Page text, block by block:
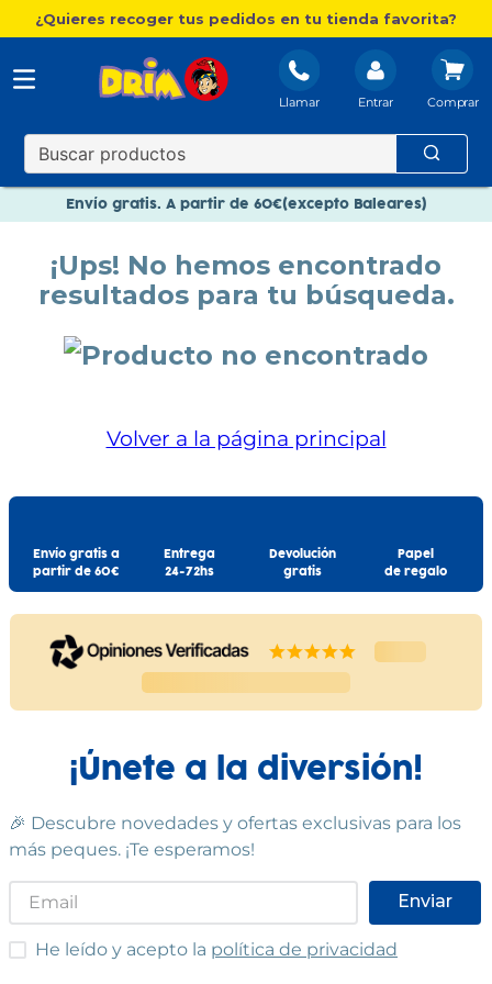
¿Quieres recoger tus pedidos en tu tienda favorita?
Llamar Entrar
Envío gratis. A partir de 60€(excepto Baleares)
Nuevo catálogo Aire Libre
Paga en 3 plazos sin intereses
¡Ups! No hemos encontrado
resultados para tu búsqueda.
Volver a la página principal
Envío gratis a
partir de 60€
Entrega
24-72hs
Devolución
gratis
Papel
de regalo
¡Únete a la diversión!
🎉 Descubre novedades y ofertas exclusivas para los
más peques. ¡Te esperamos!
Enviar
He leído y acepto las condiciones
He leído y acepto la política de privacidad